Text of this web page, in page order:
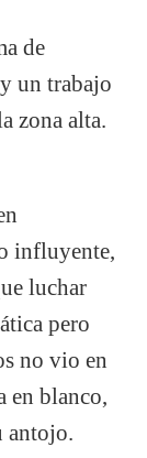
de
un trabajo
zona alta.
influyente,
luchar
pero
no vio en
en blanco,
antojo.